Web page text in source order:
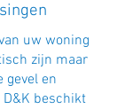
uw woning
zijn maar
gevel en
beschikt